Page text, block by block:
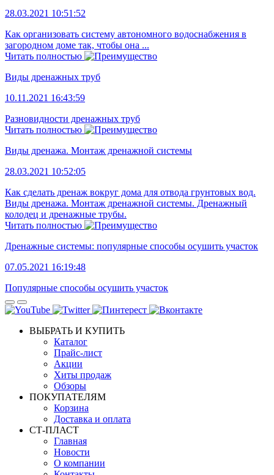
28.03.2021 10:51:52
Как организовать систему автономного водоснабжения в
загородном доме так, чтобы она ...
Читать полностью
Виды дренажных труб
10.11.2021 16:43:59
Разновидности дренажных труб
Читать полностью
Виды дренажа. Монтаж дренажной системы
28.03.2021 10:52:05
Как сделать дренаж вокруг дома для отвода грунтовых вод.
Виды дренажа. Монтаж дренажной системы. Дренажный
колодец и дренажные трубы.
Читать полностью
Дренажные системы: популярные способы осушить участок
07.05.2021 16:19:48
Популярные способы осушить участок
ВЫБРАТЬ И КУПИТЬ
Каталог
Прайс-лист
Акции
Хиты продаж
Обзоры
ПОКУПАТЕЛЯМ
Корзина
Доставка и оплата
СТ-ПЛАСТ
Главная
Новости
О компании